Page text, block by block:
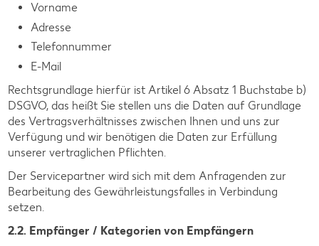
Vorname
Adresse
Telefonnummer
E-Mail
Rechtsgrundlage hierfür ist Artikel 6 Absatz 1 Buchstabe b)
DSGVO, das heißt Sie stellen uns die Daten auf Grundlage
des Vertragsverhältnisses zwischen Ihnen und uns zur
Verfügung und wir benötigen die Daten zur Erfüllung
unserer vertraglichen Pflichten.
Der Servicepartner wird sich mit dem Anfragenden zur
Bearbeitung des Gewährleistungsfalles in Verbindung
setzen.
2.2. Empfänger / Kategorien von Empfängern